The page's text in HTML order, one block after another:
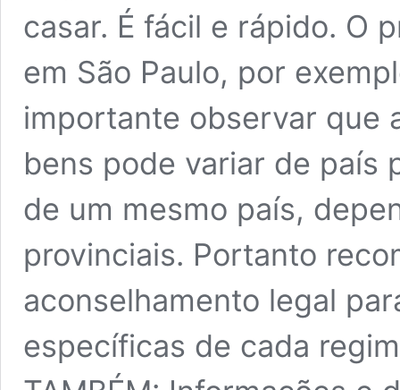
casar. É fácil e rápido. O
em São Paulo, por
importante observar que
bens pode variar de país
de um mesmo país,
provinciais. Portanto
aconselhamento legal
específicas de cada